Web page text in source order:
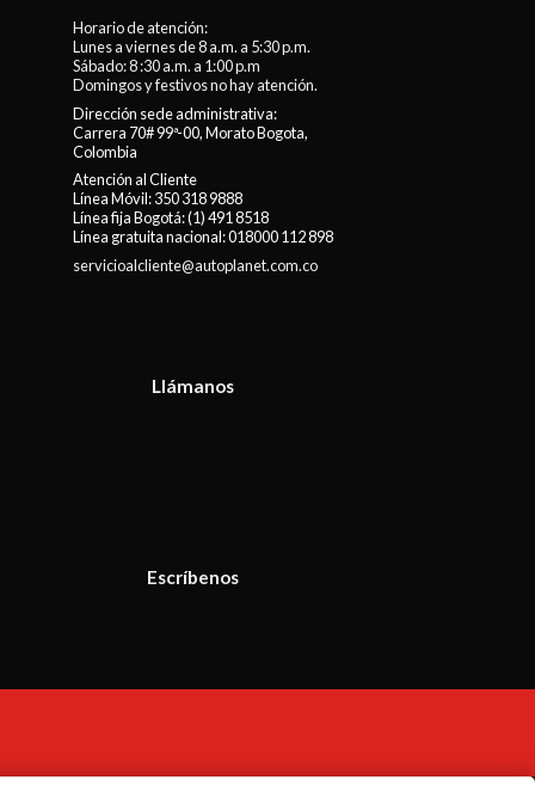
Horario de atención:
Lunes a viernes de 8 a.m. a 5:30 p.m.
Sábado: 8 :30 a.m. a 1:00 p.m
Domingos y festivos no hay atención.
Dirección sede administrativa:
Carrera 70# 99ª-00, Morato Bogota,
Colombia
Atención al Cliente
Línea Móvil:350 318 9888
Línea fija Bogotá:(1) 491 8518
Línea gratuita nacional:018000 112 898
servicioalcliente@autoplanet.com.co
Llámanos
Escríbenos